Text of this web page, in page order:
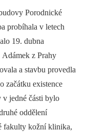
Porodnické
probíhala v letech
19. dubna
z Prahy
a stavbu provedla
začátku existence
v jedné části bylo
oddělení
fakulty kožní klinika,